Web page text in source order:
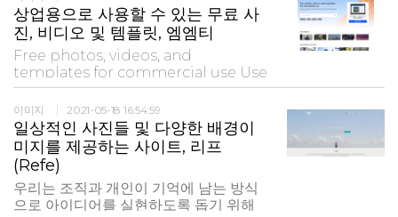
특이사항 : 회원가입이 필요한만큼 번거
로운 점도 있지만 그만큼 높을 퀄리티 이
미지가 많음. 무료와 프리미엄탭이 존재
하므로 무료
상업용으로 사용할 수 있는 무료 사
진, 비디오 및 템플릿, 엠엠티
Free photos, videos, and
templates for commercial use Use
them in your website, themes,
templates, projects, print
materials, social posts, and more.
CC0 license. 상업용으로 사용할 수 있
는 무료 사진, 비디오 및 템플릿 웹 사이
트, 테마, 템플릿, 프로젝트, 인쇄 자료, 소
셜 게시물 등에서 사용할 수 있습니다.
CC0 라이센스.
이미지 2021-05-18 16:54:59
일상적인 사진들 및 다양한 배경이
미지를 제공하는 사이트, 리프
(Refe)
우리는 조직과 개인이 기억에 남는 방식
으로 아이디어를 실현하도록 돕기 위해